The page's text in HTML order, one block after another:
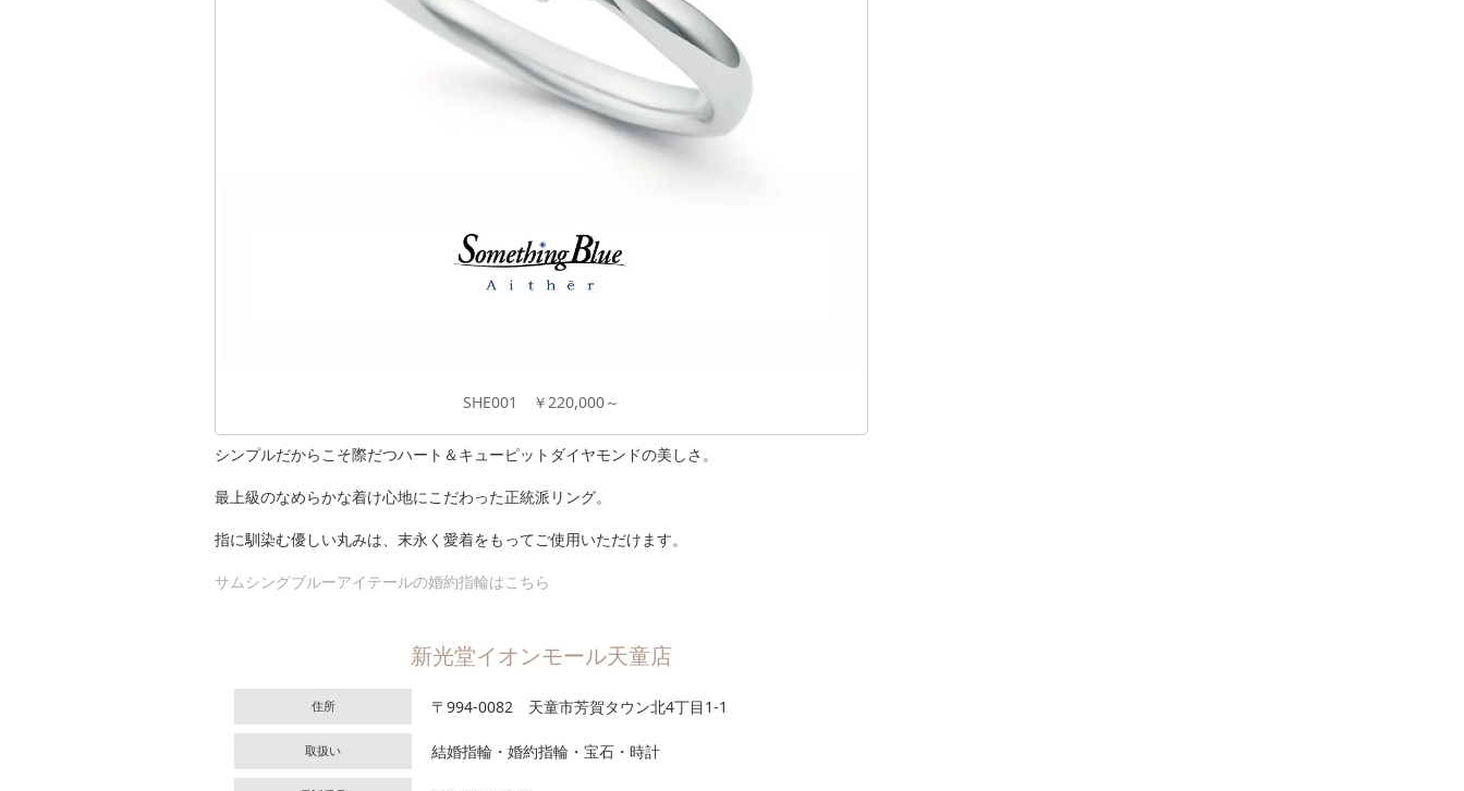
SHE001 ￥220,000～
シンプルだからこそ際だつハート＆キューピットダイヤモンドの美しさ。
最上級のなめらかな着け心地にこだわった正統派リング。
指に馴染む優しい丸みは、末永く愛着をもってご使用いただけます。
サムシングブルーアイテールの婚約指輪はこちら
新光堂イオンモール天童店
住所 〒994-0082 天童市芳賀タウン北4丁目1-1
取扱い 結婚指輪・婚約指輪・宝石・時計